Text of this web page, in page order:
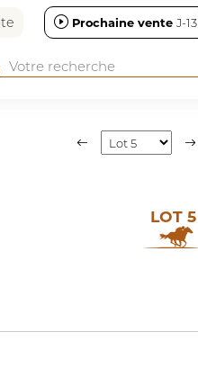
Prochaine vente J-13
LOT 5